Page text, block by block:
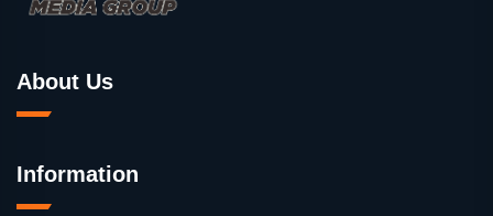
About Us
Information